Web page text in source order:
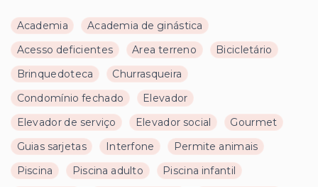
Academia
Academia de ginástica
Acesso deficientes
Area terreno
Bicicletário
Brinquedoteca
Churrasqueira
Condomínio fechado
Elevador
Elevador de serviço
Elevador social
Gourmet
Guias sarjetas
Interfone
Permite animais
Piscina
Piscina adulto
Piscina infantil